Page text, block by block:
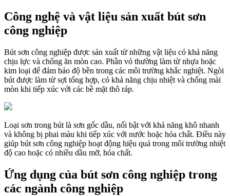
Công nghệ và vật liệu sản xuất bút sơn
công nghiệp
Bút sơn công nghiệp được sản xuất từ những vật liệu có khả năng
chịu lực và chống ăn mòn cao. Phần vỏ thường làm từ nhựa hoặc
kim loại để đảm bảo độ bền trong các môi trường khắc nghiệt. Ngòi
bút được làm từ sợi tổng hợp, có khả năng chịu nhiệt và chống mài
mòn khi tiếp xúc với các bề mặt thô ráp.
Loại sơn trong bút là sơn gốc dầu, nổi bật với khả năng khô nhanh
và không bị phai màu khi tiếp xúc với nước hoặc hóa chất. Điều này
giúp bút sơn công nghiệp hoạt động hiệu quả trong môi trường nhiệt
độ cao hoặc có nhiều dầu mỡ, hóa chất.
Ứng dụng của bút sơn công nghiệp trong
các ngành công nghiệp